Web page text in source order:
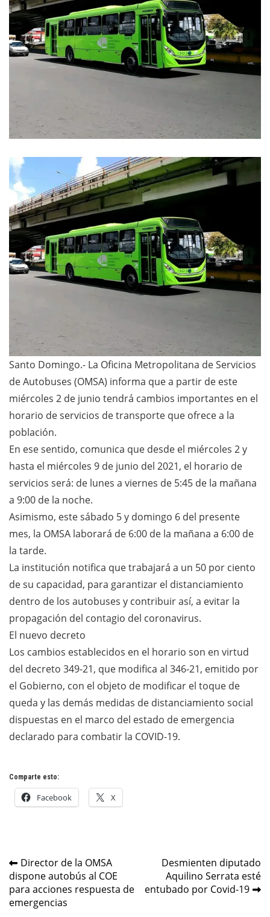
Santo Domingo.- La Oficina Metropolitana de Servicios
de Autobuses (OMSA) informa que a partir de este
miércoles 2 de junio tendrá cambios importantes en el
horario de servicios de transporte que ofrece a la
población.
En ese sentido, comunica que desde el miércoles 2 y
hasta el miércoles 9 de junio del 2021, el horario de
servicios será: de lunes a viernes de 5:45 de la mañana
a 9:00 de la noche.
Asimismo, este sábado 5 y domingo 6 del presente
mes, la OMSA laborará de 6:00 de la mañana a 6:00 de
la tarde.
La institución notifica que trabajará a un 50 por ciento
de su capacidad, para garantizar el distanciamiento
dentro de los autobuses y contribuir así, a evitar la
propagación del contagio del coronavirus.
El nuevo decreto
Los cambios establecidos en el horario son en virtud
del decreto 349-21, que modifica al 346-21, emitido por
el Gobierno, con el objeto de modificar el toque de
queda y las demás medidas de distanciamiento social
dispuestas en el marco del estado de emergencia
declarado para combatir la COVID-19.
Comparte esto:
Facebook X
Navegación
de
entradas
Director de la OMSA
dispone autobús al COE
para acciones respuesta de
emergencias
Desmienten diputado
Aquilino Serrata esté
entubado por Covid-19